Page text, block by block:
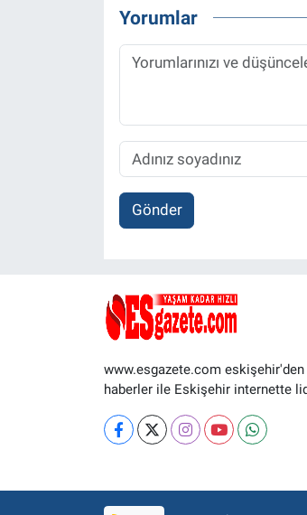
Yorumlar
Gönder
www.esgazete.com
haberler ile Eskişehir internette